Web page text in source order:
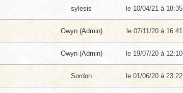
sylesis le 10/04/21 à 18:35
Owyn (Admin) le 07/11/20 à 16:41
Owyn (Admin) le 19/07/20 à 12:10
Sordon le 01/06/20 à 23:22